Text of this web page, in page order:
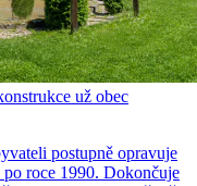
už obec
postupně opravuje
roce 1990. Dokončuje